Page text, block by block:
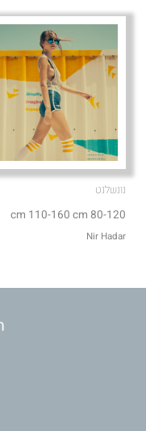
נונשלנט
80-120 cm 110-160 cm
Nir Hadar